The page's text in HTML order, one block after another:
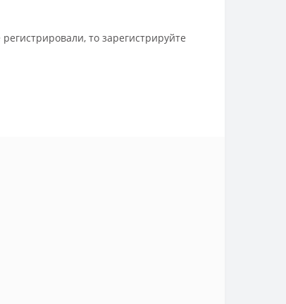
то зарегистрируйте